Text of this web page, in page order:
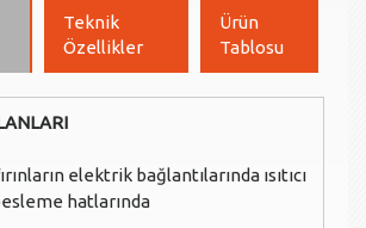
Teknik
Özellikler
Ürün
Tablosu
elektrik bağlantılarında ısıtıcı
hatlarında